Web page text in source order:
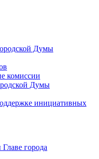
Думы
комиссии
Думы
инициативных
города